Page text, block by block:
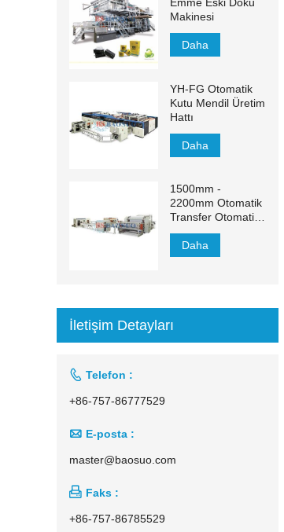
Makinesi
Daha
YH-FG Otomatik
Kutu Mendil Üretim
Hattı
Daha
1500mm -
2200mm Otomatik
Transfer Otomatik
Yüz Mendili Üretim
Hattı
Daha
İletişim Detayları
 Telefon :
+86-757-86777529
 E-posta :
master@baosuo.com
 Faks :
+86-757-86785529